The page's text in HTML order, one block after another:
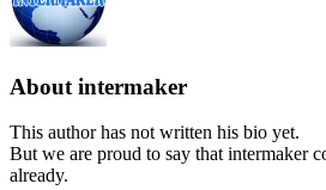
About intermaker
This author has not written his bio yet.
But we are proud to say thatintermaker
already.